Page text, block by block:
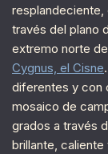
resplandeciente,
través del plano
extremo norte de
Cygnus, el Cisne
diferentes y con
mosaico de
grados a través
brillante,